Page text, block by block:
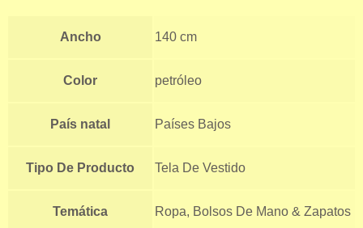
Ancho 140 cm
Color petróleo
País natal Países Bajos
Tipo De Producto Tela De Vestido
Temática Ropa, Bolsos De Mano & Zapatos